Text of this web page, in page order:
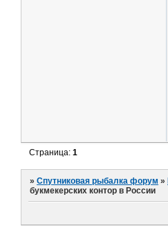
Страница:1
»Спутниковая рыбалка форум »
букмекерских контор в России